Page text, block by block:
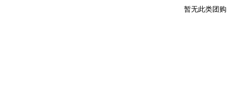
暂无此类团